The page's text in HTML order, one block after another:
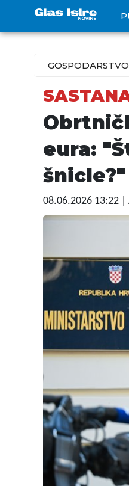
GOSPODARSTVO
eura:
šnicle?"
08.06.2026 13:22